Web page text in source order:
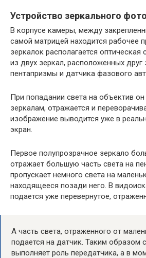
Устройство зеркального
В корпусе камеры, между
самой матрицей находится рабочее
зеркалок располагается оптическая
из двух зеркал, расположенных друг
пентапризмы и датчика фазового
При попадании света на объектив
зеркалам, отражается и
изображение выводится уже в
экран.
Первое полупрозрачное зеркало
отражает большую часть света на
пропускает немного света на
находящееся позади него. В
подается уже перевернутое,
А часть света, отраженного от
подается на датчик. Таким образом
выполняет роль передатчика, а в